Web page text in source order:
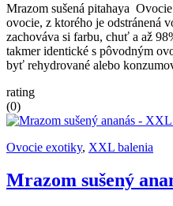
Mrazom sušená pitahaya
ovocie, z ktorého je odstránená
zachováva si farbu, chuť a až
takmer identické s pôvodným
byť rehydrované alebo
rating
(0)
Ovocie exotiky, XXL balenia
Mrazom sušený